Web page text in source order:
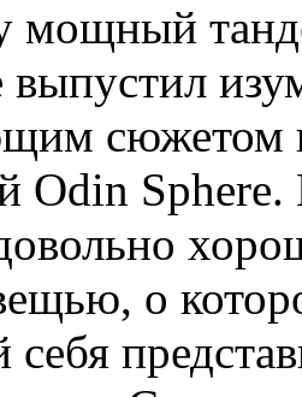
мощный
сюжетом
Odin
о